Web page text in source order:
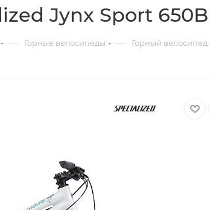
Jynx Sport 650B
— Горные велосипеды — Горный велосипед